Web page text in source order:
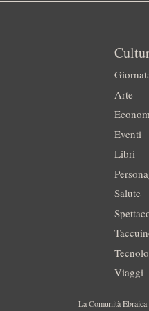
Arte
Eventi
Libri
Salute
Viaggi
La Comunità